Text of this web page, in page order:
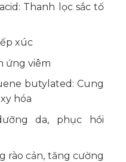
Thanh lọc sắc tố
xúc
ứng viêm
butylated: Cung
hóa
da, phục hồi
rào cản, tăng cường